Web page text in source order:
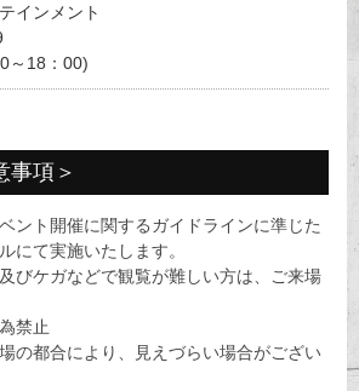
インメント
～18：00)
事項＞
ント開催に関するガイドラインに準じた
にて実施いたします。
びケガなどで観覧が難しい方は、ご来場
禁止
の都合により、見えづらい場合がござい